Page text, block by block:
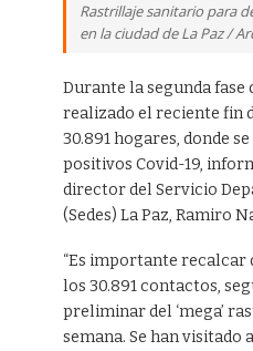
Rastrillaje sanitario para
en la ciudad de La Paz /
Durante la segunda fase
realizado el reciente fin
30.891 hogares, donde
positivos Covid-19,
director del Servicio
(Sedes) La Paz, Ramiro
“Es importante recalcar
los 30.891 contactos,
preliminar del ‘mega’
semana. Se han visitado